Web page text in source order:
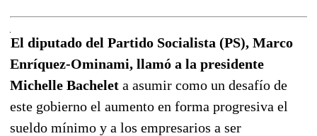
El diputado del Partido Socialista (PS), Marco
Enríquez-Ominami, llamó a la presidente
Michelle Bachelet a asumir como un desafío de
este gobierno el aumento en forma progresiva el
sueldo mínimo y a los empresarios a ser